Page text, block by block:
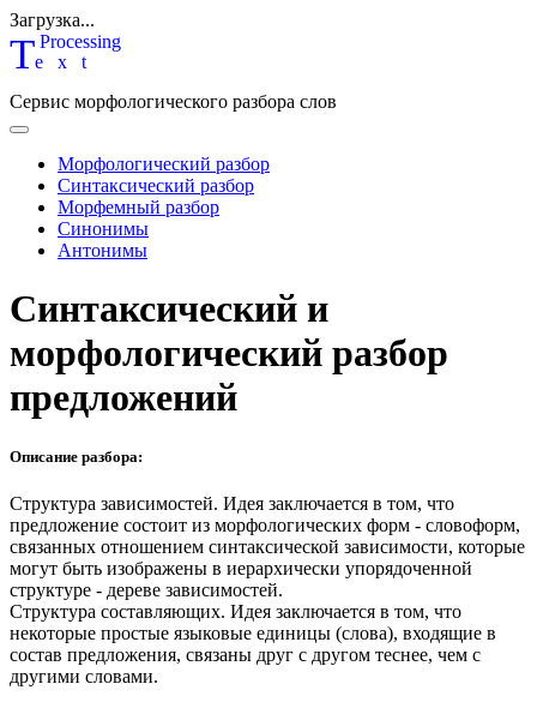
Загрузка...
Text
Processing
Сервис морфологического разбора слов
Морфологический разбор
Синтаксический разбор
Морфемный разбор
Синонимы
Антонимы
Синтаксический и
морфологический разбор
предложений
Описание разбора:
Структура зависимостей. Идея заключается в том, что
предложение состоит из морфологических форм - словоформ,
связанных отношением синтаксической зависимости, которые
могут быть изображены в иерархически упорядоченной
структуре - дереве зависимостей.
Структура составляющих. Идея заключается в том, что
некоторые простые языковые единицы (слова), входящие в
состав предложения, связаны друг с другом теснее, чем с
другими словами.